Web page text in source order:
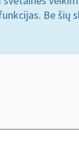
Be šių